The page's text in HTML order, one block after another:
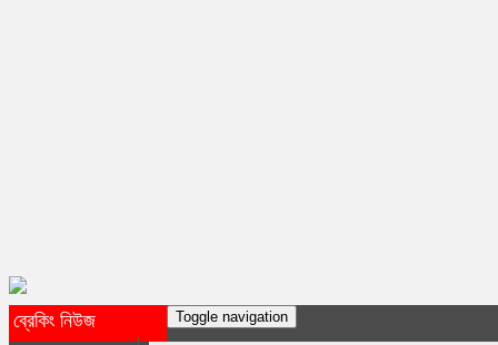
ব্রেকিং নিউজ
Toggle navigation